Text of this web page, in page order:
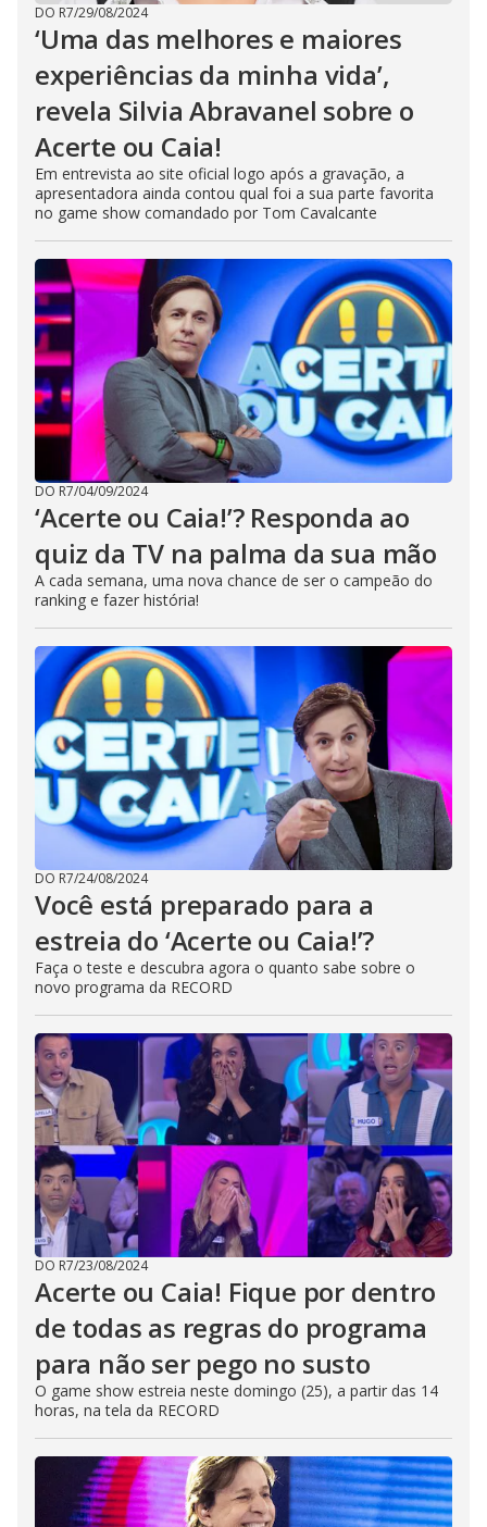
DO R7/29/08/2024
‘Uma das melhores e maiores
experiências da minha vida’,
revela Silvia Abravanel sobre o
Acerte ou Caia!
Em entrevista ao site oficial logo após a gravação, a
apresentadora ainda contou qual foi a sua parte favorita
no game show comandado por Tom Cavalcante
DO R7/04/09/2024
‘Acerte ou Caia!’? Responda ao
quiz da TV na palma da sua mão
A cada semana, uma nova chance de ser o campeão do
ranking e fazer história!
DO R7/24/08/2024
Você está preparado para a
estreia do ‘Acerte ou Caia!’?
Faça o teste e descubra agora o quanto sabe sobre o
novo programa da RECORD
DO R7/23/08/2024
Acerte ou Caia! Fique por dentro
de todas as regras do programa
para não ser pego no susto
O game show estreia neste domingo (25), a partir das 14
horas, na tela da RECORD